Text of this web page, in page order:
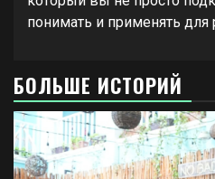
понимать и применять для
БОЛЬШЕ ИСТОРИЙ